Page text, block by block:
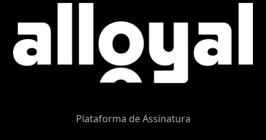
Plataforma de Assinatura